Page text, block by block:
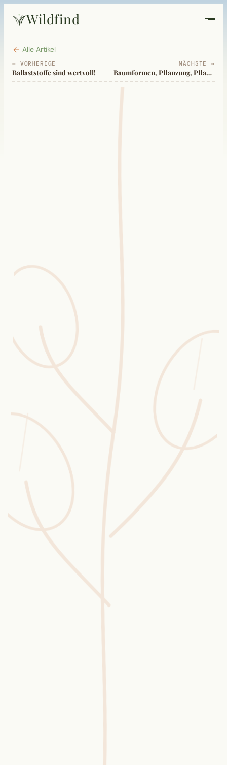
Wildfind
Startseite
Pflanzen
Sammelkalender
Blüten-Finder
Phänologie-Radar
Vogelstimmen
Gartenplaner
Challenges
Wusstest du?
Sammlungen
Selber machen
Alle Artikel
← VORHERIGE
Ballaststoffe sind wertvoll!
NÄCHSTE →
Baumformen, Pflanzung, Pflanzschnitt